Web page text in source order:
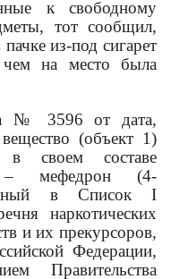
к свободному
тот сообщил,
из-под сигарет
на место была
№ 3596 от дата,
(объект 1)
своем составе
– мефедрон (4-
в Список I
наркотических
и их прекурсоров,
Федерации,
Правительства